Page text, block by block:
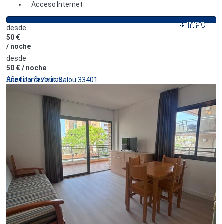
Acceso Internet
+ INFO
desde
50 €
/ noche
desde
50 €/ noche
Sant Jordi Zeus Salou 33401
Añadir a favoritos